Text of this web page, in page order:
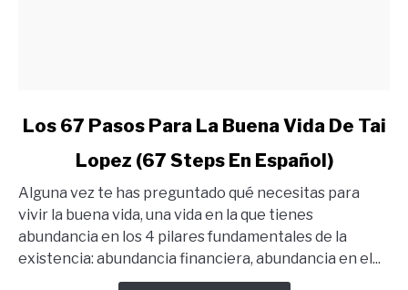
link
67
Pasos
Para
Los 67 Pasos Para La Buena Vida De Tai
Lopez (67 Steps En Español)
Alguna vez te has preguntado qué necesitas para
vivir la buena vida, una vida en la que tienes
abundancia en los 4 pilares fundamentales de la
existencia: abundancia financiera, abundancia en el...